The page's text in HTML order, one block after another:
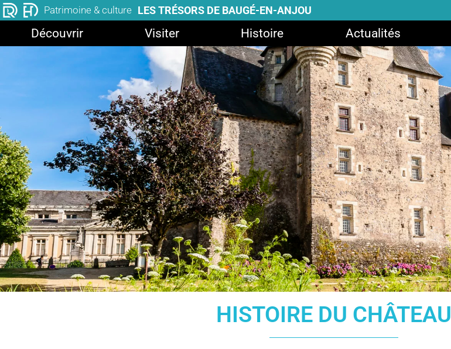
Patrimoine & culture LES TRÉSORS DE BAUGÉ-EN-ANJOU
Découvrir Visiter Histoire Actualités
HISTOIRE DU CHÂTEAU